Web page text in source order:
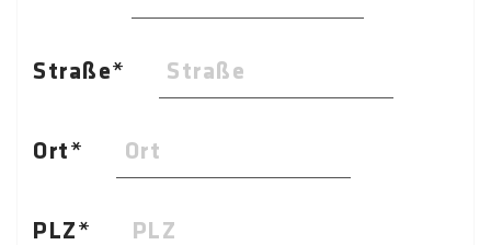
Straße
Ort
PLZ